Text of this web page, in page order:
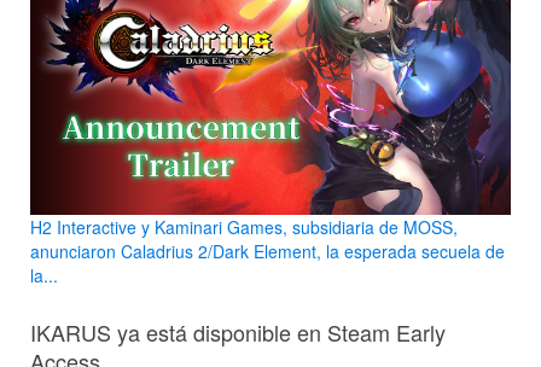
H2 Interactive y Kaminari Games, subsidiaria de MOSS,
anunciaron Caladrius 2/Dark Element, la esperada secuela de
la...
IKARUS ya está disponible en Steam Early